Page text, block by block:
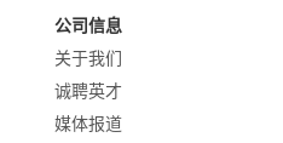
公司信息
关于我们
诚聘英才
媒体报道